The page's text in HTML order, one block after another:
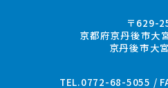
〒629-
京都府京丹後市大
京丹後市大
TEL.0772-68-5055 /